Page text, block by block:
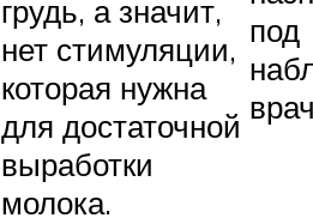
грудь, а значит,
нет стимуляции,
которая нужна
для достаточной
выработки
молока.
под